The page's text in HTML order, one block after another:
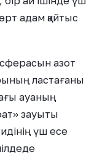
адам қайтыс
азот
ластағаны
ауаның
зауыты
үш есе